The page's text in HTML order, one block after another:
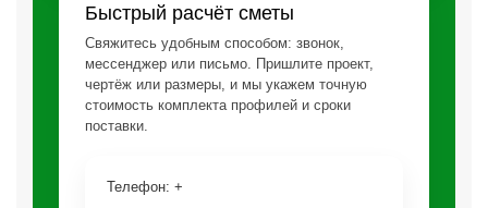
Быстрый расчёт сметы
Свяжитесь удобным способом: звонок,
мессенджер или письмо. Пришлите проект,
чертёж или размеры, и мы укажем точную
стоимость комплекта профилей и сроки
поставки.